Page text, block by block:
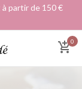
partir de 150 €
0